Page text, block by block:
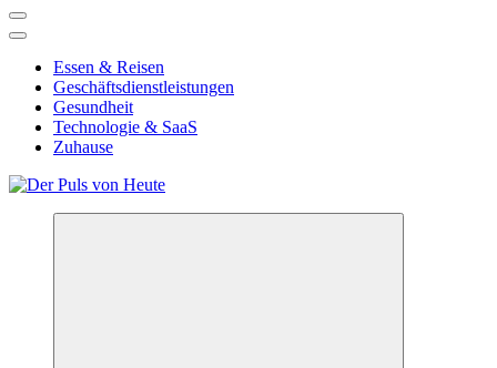
Essen & Reisen
Geschäftsdienstleistungen
Gesundheit
Technologie & SaaS
Zuhause
Meldungen die Resonanz finden